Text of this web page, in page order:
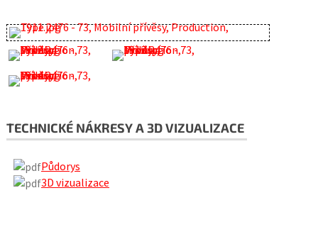
TECHNICKÉ NÁKRESY A 3D VIZUALIZACE
Půdorys
3D vizualizace